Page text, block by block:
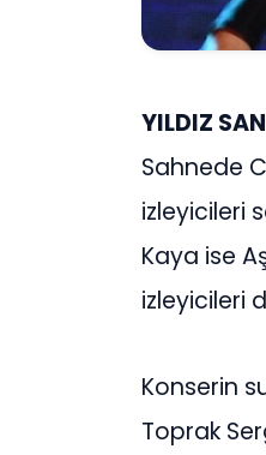
YILDIZ
Sahnede
izleyicileri
Kaya ise
izleyicileri
Konserin
Toprak